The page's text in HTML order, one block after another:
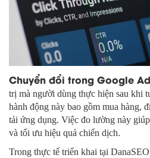
Chuyển đổi trong Google
trị mà người dùng thực hiện sau khi
hành động này bao gồm mua hàng,
tải ứng dụng. Việc đo lường này
và tối ưu hiệu quả chiến dịch.
Trong thực tế triển khai tại